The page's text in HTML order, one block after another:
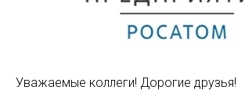
Уважаемые коллеги! Дорогие друзья!